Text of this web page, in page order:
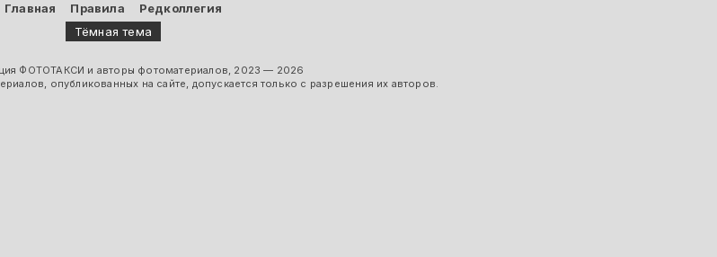
Главная Правила
Редколлегия
Тёмная тема
ФОТОТАКСИ и авторы фотоматериалов, 2023 — 2026
опубликованных на сайте, допускается только с разрешения их авторов.